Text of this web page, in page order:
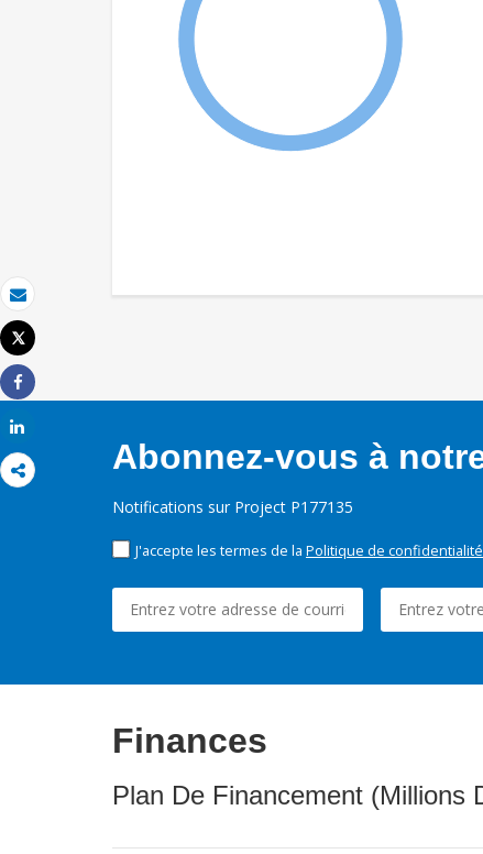
Email
Imprimer
Tweet
Share
Abonnez-vous à
Notifications sur Project P177135
J'accepte les termes de la Politique de confidentialité
Finances
Plan De Financement (Millions